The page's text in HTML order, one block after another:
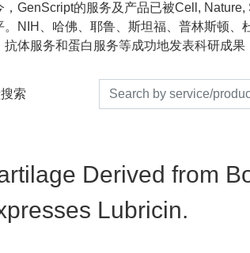
，GenScript的服务及产品已被Cell,
。NIH、哈佛、耶鲁、斯坦福、普林斯顿
抗体服务和蛋白服务等成功地发表科研成
索
Derived from
Lubricin.